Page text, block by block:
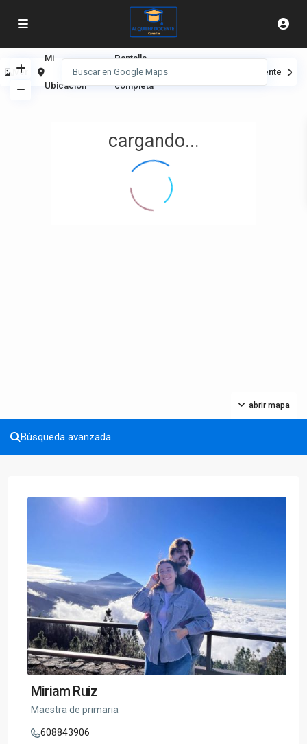
cargando...
abrir mapa
Ver
Mi
Ubicación
Pantalla
completa
Siguiente
Búsqueda avanzada
Miriam Ruiz
Maestra de primaria
608843906